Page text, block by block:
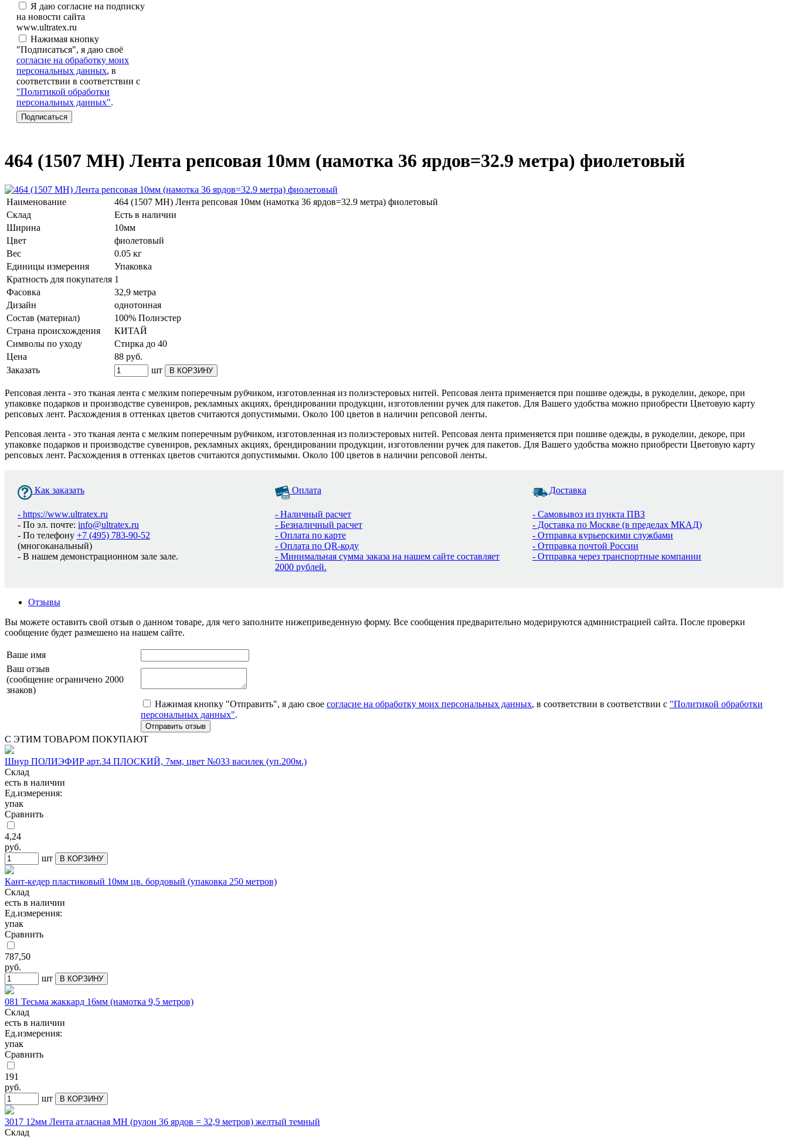
Я даю согласие на подписку
на новости сайта
www.ultratex.ru
Нажимая кнопку
"Подписаться", я даю своё
согласие на обработку моих
персональных данных, в
соответствии в соответствии с
"Политикой обработки
персональных данных".
464 (1507 МН) Лента репсовая 10мм (намотка 36 ярдов=32.9 метра) фиолетовый
Наименование
464 (1507 МН) Лента репсовая 10мм (намотка 36 ярдов=32.9 метра) фиолетовый
Склад
Есть в наличии
Ширина
10мм
Цвет
фиолетовый
Вес
0.05 кг
Единицы измерения
Упаковка
Кратность для покупателя 1
Фасовка
32,9 метра
Дизайн
однотонная
Состав (материал)
100% Полиэстер
Страна происхождения
КИТАЙ
Символы по уходу
Стирка до 40
Цена
88 руб.
Заказать
шт В КОРЗИНУ
Репсовая лента - это тканая лента с мелким поперечным рубчиком, изготовленная из полиэстеровых нитей. Репсовая лента применяется при пошиве одежды, в рукоделии, декоре, при
упаковке подарков и производстве сувениров, рекламных акциях, брендировании продукции, изготовлении ручек для пакетов. Для Вашего удобства можно приобрести Цветовую карту
репсовых лент. Расхождения в оттенках цветов считаются допустимыми. Около 100 цветов в наличии репсовой ленты.
Репсовая лента - это тканая лента с мелким поперечным рубчиком, изготовленная из полиэстеровых нитей. Репсовая лента применяется при пошиве одежды, в рукоделии, декоре, при
упаковке подарков и производстве сувениров, рекламных акциях, брендировании продукции, изготовлении ручек для пакетов. Для Вашего удобства можно приобрести Цветовую карту
репсовых лент. Расхождения в оттенках цветов считаются допустимыми. Около 100 цветов в наличии репсовой ленты.
Как заказать
- https://www.ultratex.ru
- По эл. почте: info@ultratex.ru
- По телефону +7 (495) 783-90-52
(многоканальный)
- В нашем демонстрационном зале зале.
Оплата
- Наличный расчет
- Безналичный расчет
- Оплата по карте
- Оплата по QR-коду
- Минимальная сумма заказа на нашем сайте составляет
2000 рублей.
Доставка
- Самовывоз из пункта ПВЗ
- Доставка по Москве (в пределах МКАД)
- Отправка курьерскими службами
- Отправка почтой России
- Отправка через транспортные компании
Отзывы
Вы можете оставить свой отзыв о данном товаре, для чего заполните нижеприведенную форму. Все сообщения предварительно модерируются администрацией сайта. После проверки
сообщение будет размешено на нашем сайте.
Ваше имя
Ваш отзыв
(сообщение ограничено 2000
знаков)
Нажимая кнопку "Отправить", я даю свое согласие на обработку моих персональных данных, в соответствии в соответствии с "Политикой обработки
персональных данных".
С ЭТИМ ТОВАРОМ ПОКУПАЮТ
Шнур ПОЛИЭФИР арт.34 ПЛОСКИЙ, 7мм, цвет №033 василек (уп.200м.)
Склад
есть в наличии
Ед.измерения:
упак
Сравнить
4,24
руб.
шт
В КОРЗИНУ
Кант-кедер пластиковый 10мм цв. бордовый (упаковка 250 метров)
Склад
есть в наличии
Ед.измерения:
упак
Сравнить
787,50
руб.
шт
В КОРЗИНУ
081 Тесьма жаккард 16мм (намотка 9,5 метров)
Склад
есть в наличии
Ед.измерения:
упак
Сравнить
191
руб.
шт
В КОРЗИНУ
3017 12мм Лента атласная МН (рулон 36 ярдов = 32,9 метров) желтый темный
Склад